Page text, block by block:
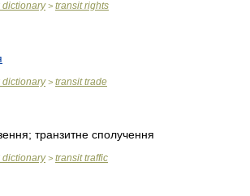
> transit rights
> transit trade
транзитне сполучення
> transit traffic